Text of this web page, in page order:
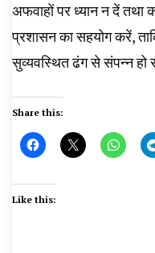
अफवाहों पर ध्यान न दें तथा
प्रशासन का सहयोग करें,
सुव्यवस्थित ढंग से संपन्न हो
Share this:
Like this: